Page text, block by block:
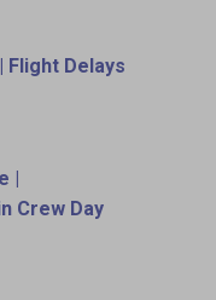
Flight Delays
|
Crew Day